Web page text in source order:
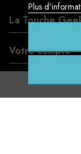
La Touche
Votre compte
Informations
Plus